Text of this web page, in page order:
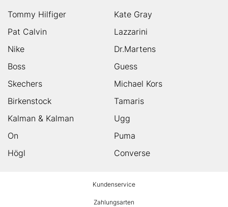
Tommy Hilfiger
Kate Gray
Pat Calvin
Lazzarini
Nike
Dr.Martens
Boss
Guess
Skechers
Michael Kors
Birkenstock
Tamaris
Kalman & Kalman
Ugg
On
Puma
Högl
Converse
Kundenservice
Zahlungsarten